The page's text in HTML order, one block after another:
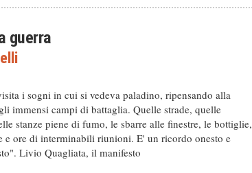
guerra
i sogni in cui si vedeva paladino, ripensando alla
immensi campi di battaglia. Quelle strade, quelle
stanze piene di fumo, le sbarre alle finestre, le bottiglie,
e ore di interminabili riunioni. E' un ricordo onesto e
Livio Quagliata, il manifesto